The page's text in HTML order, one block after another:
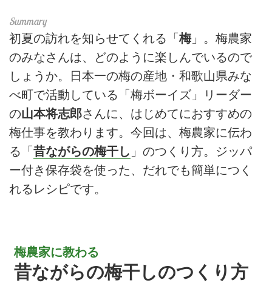
初夏の訪れを知らせてくれる「梅」。梅農家
のみなさんは、どのように楽しんでいるので
しょうか。日本一の梅の産地・和歌山県みな
べ町で活動している「梅ボーイズ」リーダー
の山本将志郎さんに、はじめてにおすすめの
梅仕事を教わります。今回は、梅農家に伝わ
る「昔ながらの梅干し 」のつくり方。ジッパ
ー付き保存袋を使った、だれでも簡単につく
れるレシピです。
梅農家に教わる
昔ながらの梅干しのつくり方